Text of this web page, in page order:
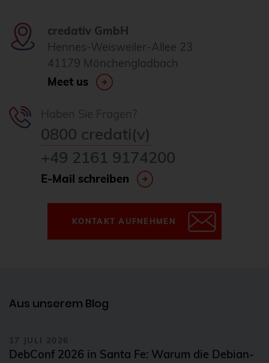
credativ GmbH
Hennes-Weisweiler-Allee 23
41179 Mönchengladbach
Meet us
0800 credati(v)
+49 2161 9174200
E-Mail schreiben
KONTAKT AUFNEHMEN
Aus unserem Blog
17 JULI 2026
DebConf 2026 in Santa Fe: Warum die Debian-